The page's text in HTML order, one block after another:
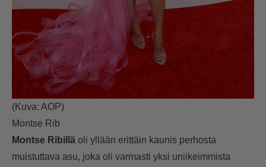
(Kuva: AOP)
Montse Rib
Montse Ribillä oli yllään erittäin kaunis perhosta
muistuttava asu, joka oli varmasti yksi uniikeimmista